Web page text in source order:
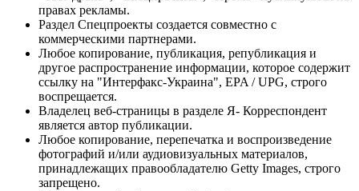
правах рекламы.
Раздел Спецпроекты создается совместно с
коммерческими партнерами.
Любое копирование, публикация, републикация и
другое распространение информации, которое содержит
ссылку на "Интерфакс-Украина", EPA / UPG, строго
воспрещается.
Владелец веб-страницы в разделе Я- Корреспондент
является автор публикации.
Любое копирование, перепечатка и воспроизведение
фотографий и/или аудиовизуальных материалов,
принадлежащих правообладателю Getty Images, строго
запрещено.